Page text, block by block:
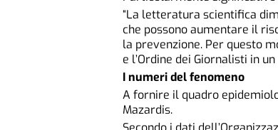
“La letteratura scientifica
che possono aumentare il
la prevenzione. Per questo
e l’Ordine dei Giornalisti in
I numeri del fenomeno
A fornire il quadro
Mazardis.